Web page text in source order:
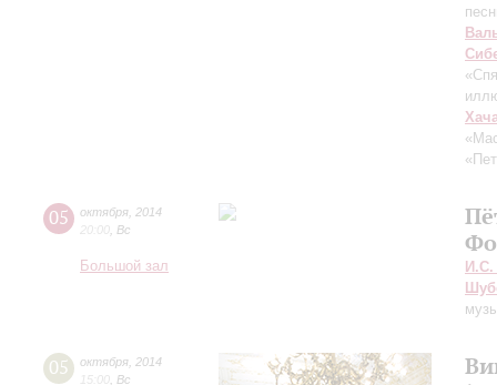
05 октября 2014
20:00 Вс
Большой зал
И.С.
05 октября 2014
15:00 Вс